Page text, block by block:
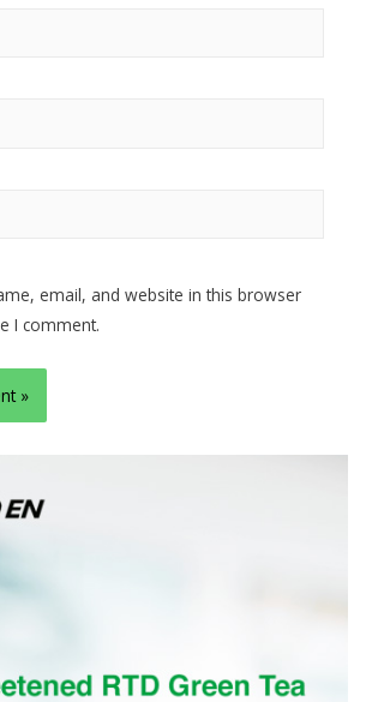
email, and website in this browser
I comment.